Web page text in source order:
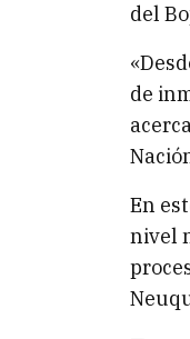
del
de
En
nivel